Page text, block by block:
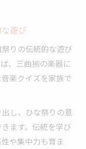
遊び
りの伝統的な遊び
、三曲揃の楽器に
楽クイズを家族で
し、ひな祭りの意
ます。伝統を学び
や集中力も育ま